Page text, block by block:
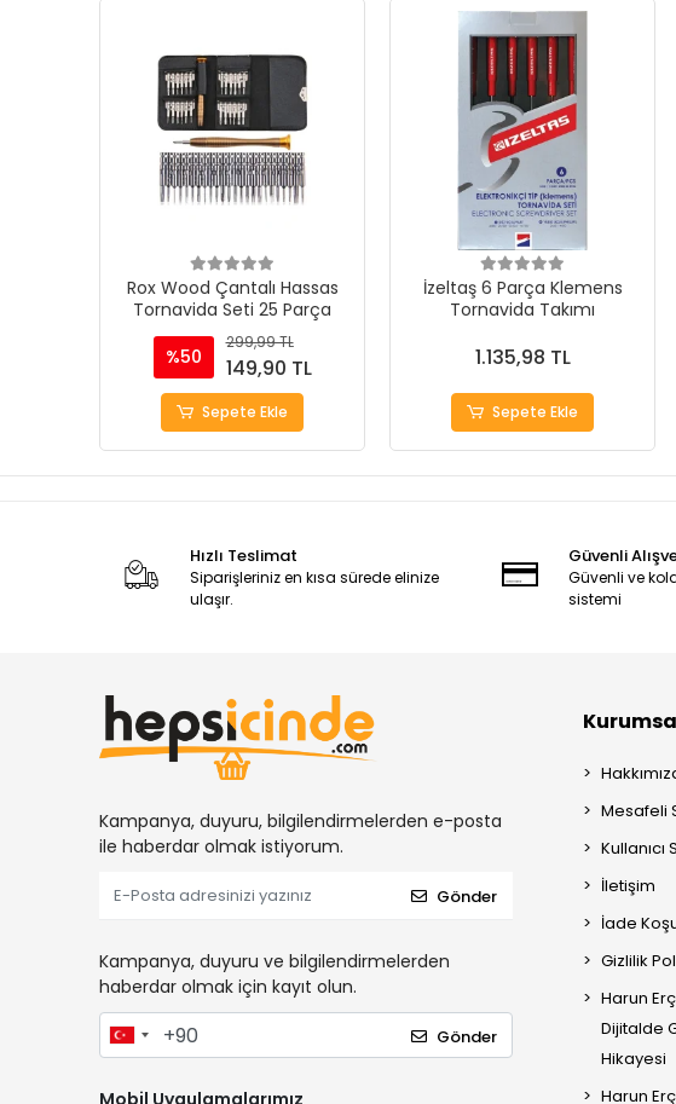
Rox Wood Çantalı Hassas
Tornavida Seti 25 Parça
%50
299,99 TL
149,90 TL
Sepete Ekle
İzeltaş 6 Parça Klemens
Tornavida Takımı
1.135,98 TL
Sepete Ekle
Hızlı Teslimat
Siparişleriniz en kısa sürede elinize
ulaşır.
Güvenli
Güvenli ve
sistemi
Kampanya, duyuru, bilgilendirmelerden e-posta
ile haberdar olmak istiyorum.
Gönder
Kampanya, duyuru ve bilgilendirmelerden
haberdar olmak için kayıt olun.
Gönder
Mesafeli
İletişim
İade
Gizlilik
Harun
Dijitalde
Hikayesi
Harun